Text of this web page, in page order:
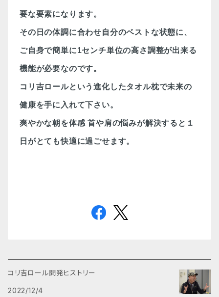
要な要素になります。
その日の体調に合わせ自分のベストな状態に、
ご自身で簡単に1センチ単位の高さ調整が出来る
機能が必要なのです。
コリ吉ロールという進化したタオル枕で未来の
健康を手に入れて下さい。
爽やかな朝を体感 首や肩の悩みが解決すると１
日がとても快適に過ごせます。
コリ吉ロール開発ヒストリー
2022/12/4